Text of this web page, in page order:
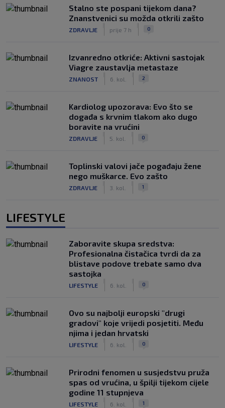
Stalno ste pospani tijekom dana?
Znanstvenici su možda otkrili zašto
ZDRAVLJE prije 7 h 0
Izvanredno otkriće: Aktivni sastojak
Viagre zaustavlja metastaze
ZNANOST 6. kol. 2
Kardiolog upozorava: Evo što se
događa s krvnim tlakom ako dugo
boravite na vrućini
ZDRAVLJE 5. kol. 0
Toplinski valovi jače pogađaju žene
nego muškarce. Evo zašto
ZDRAVLJE 3. kol. 1
LIFESTYLE
Zaboravite skupa sredstva:
Profesionalna čistačica tvrdi da za
blistave podove trebate samo dva
sastojka
LIFESTYLE 6. kol. 0
Ovo su najbolji europski "drugi
gradovi" koje vrijedi posjetiti. Među
njima i jedan hrvatski
LIFESTYLE 6. kol. 0
Prirodni fenomen u susjedstvu pruža
spas od vrućina, u špilji tijekom cijele
godine 11 stupnjeva
LIFESTYLE 6. kol. 1